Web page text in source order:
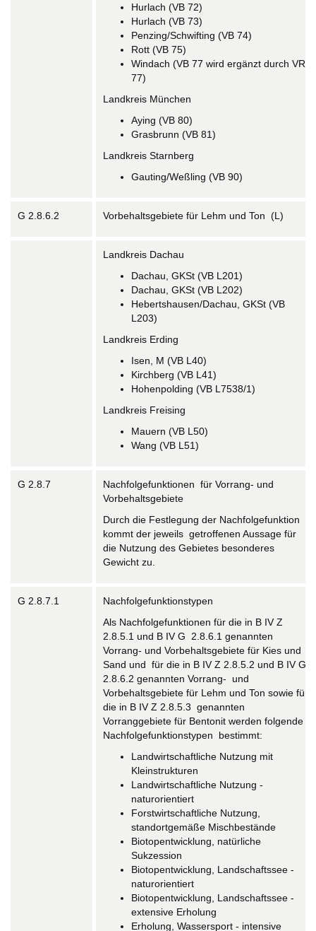
Hurlach (VB 72)
Hurlach (VB 73)
Penzing/Schwifting (VB 74)
Rott (VB 75)
Windach (VB 77 wird ergänzt durch VR
77)
Landkreis München
Aying (VB 80)
Grasbrunn (VB 81)
Landkreis Starnberg
Gauting/Weßling (VB 90)
G 2.8.6.2 Vorbehaltsgebiete für Lehm und Ton (L)
Landkreis Dachau
Dachau, GKSt (VB L201)
Dachau, GKSt (VB L202)
Hebertshausen/Dachau, GKSt (VB
L203)
Landkreis Erding
Isen, M (VB L40)
Kirchberg (VB L41)
Hohenpolding (VB L7538/1)
Landkreis Freising
Mauern (VB L50)
Wang (VB L51)
G 2.8.7
Nachfolgefunktionen für Vorrang- und
Vorbehaltsgebiete
Durch die Festlegung der Nachfolgefunktion
kommt der jeweils getroffenen Aussage für
die Nutzung des Gebietes besonderes
Gewicht zu.
G 2.8.7.1
Nachfolgefunktionstypen
Als Nachfolgefunktionen für die in B IV Z
2.8.5.1 und B IV G 2.8.6.1 genannten
Vorrang- und Vorbehaltsgebiete für Kies und
Sand und für die in B IV Z 2.8.5.2 und B IV G
2.8.6.2 genannten Vorrang- und
Vorbehaltsgebiete für Lehm und Ton sowie für
die in B IV Z 2.8.5.3 genannten
Vorranggebiete für Bentonit werden folgende
Nachfolgefunktionstypen bestimmt:
Landwirtschaftliche Nutzung mit
Kleinstrukturen
Landwirtschaftliche Nutzung -
naturorientiert
Forstwirtschaftliche Nutzung,
standortgemäße Mischbestände
Biotopentwicklung, natürliche
Sukzession
Biotopentwicklung, Landschaftssee -
naturorientiert
Biotopentwicklung, Landschaftssee -
extensive Erholung
Erholung, Wassersport - intensive